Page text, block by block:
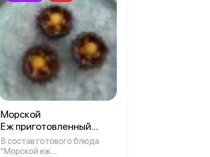
Морской
Еж приготовленный
по классическому
рецептушт
В состав готового блюда
"Морской еж